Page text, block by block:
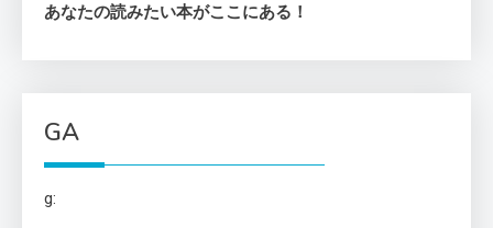
あなたの読みたい本がここにある！
GA
g: